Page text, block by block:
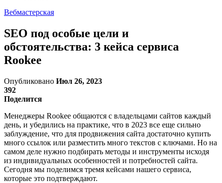
Вебмастерская
SEO под особые цели и
обстоятельства: 3 кейса сервиса
Rookee
Опубликовано Июл 26, 2023
392
Поделится
Менеджеры Rookee общаются с владельцами сайтов каждый
день, и убедились на практике, что в 2023 все еще сильно
заблуждение, что для продвижения сайта достаточно купить
много ссылок или разместить много текстов с ключами. Но на
самом деле нужно подбирать методы и инструменты исходя
из индивидуальных особенностей и потребностей сайта.
Сегодня мы поделимся тремя кейсами нашего сервиса,
которые это подтверждают.